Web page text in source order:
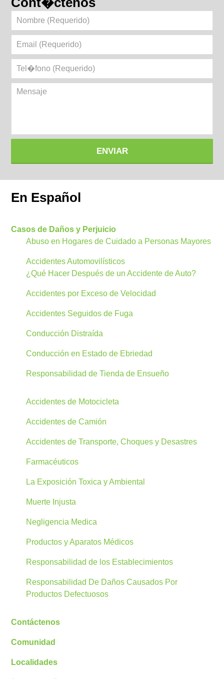
Nombre
Email
Tel�fono
Mensaje
ENVIAR
En Español
Casos de Daños y Perjuicio
Abuso en Hogares de Cuidado a Personas Mayores
Accidentes Automovilísticos
¿Qué Hacer Después de un Accidente de Auto?
Accidentes por Exceso de Velocidad
Accidentes Seguidos de Fuga
Conducción Distraída
Conducción en Estado de Ebriedad
Responsabilidad de Tienda de Ensueño
Accidentes de Motocicleta
Accidentes de Camión
Accidentes de Transporte, Choques y Desastres
Farmacéuticos
La Exposición Toxica y Ambiental
Muerte Injusta
Negligencia Medica
Productos y Aparatos Médicos
Responsabilidad de los Establecimientos
Responsabilidad De Daños Causados Por
Productos Defectuosos
Contáctenos
Comunidad
Localidades